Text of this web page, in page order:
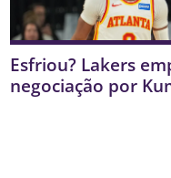
Esfriou? Lakers
negociação por